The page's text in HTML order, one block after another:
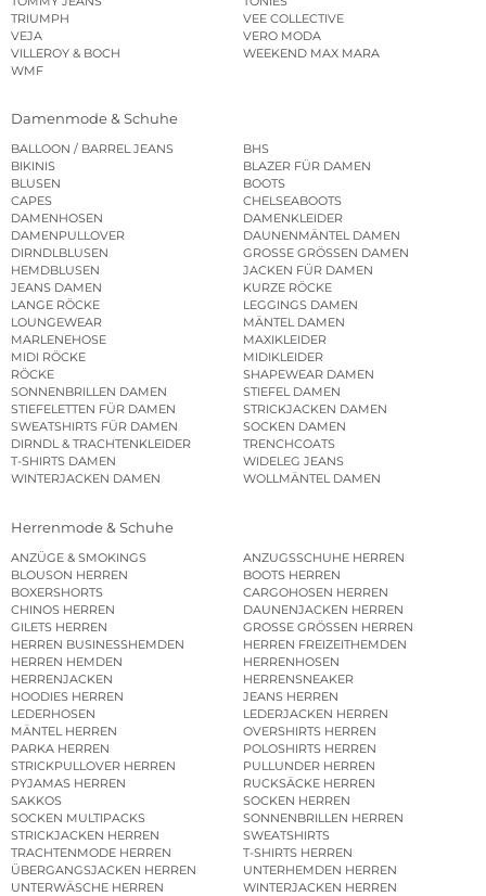
TRIUMPH
VEE COLLECTIVE
VEJA
VERO MODA
VILLEROY & BOCH
WEEKEND MAX MARA
WMF
Damenmode & Schuhe
BALLOON / BARREL JEANS
BHS
BIKINIS
BLAZER FÜR DAMEN
BLUSEN
BOOTS
CAPES
CHELSEABOOTS
DAMENHOSEN
DAMENKLEIDER
DAMENPULLOVER
DAUNENMÄNTEL DAMEN
DIRNDLBLUSEN
GROSSE GRÖSSEN DAMEN
HEMDBLUSEN
JACKEN FÜR DAMEN
JEANS DAMEN
KURZE RÖCKE
LANGE RÖCKE
LEGGINGS DAMEN
LOUNGEWEAR
MÄNTEL DAMEN
MARLENEHOSE
MAXIKLEIDER
MIDI RÖCKE
MIDIKLEIDER
RÖCKE
SHAPEWEAR DAMEN
SONNENBRILLEN DAMEN
STIEFEL DAMEN
STIEFELETTEN FÜR DAMEN
STRICKJACKEN DAMEN
SWEATSHIRTS FÜR DAMEN
SOCKEN DAMEN
DIRNDL & TRACHTENKLEIDER
TRENCHCOATS
T-SHIRTS DAMEN
WIDELEG JEANS
WINTERJACKEN DAMEN
WOLLMÄNTEL DAMEN
Herrenmode & Schuhe
ANZÜGE & SMOKINGS
ANZUGSSCHUHE HERREN
BLOUSON HERREN
BOOTS HERREN
BOXERSHORTS
CARGOHOSEN HERREN
CHINOS HERREN
DAUNENJACKEN HERREN
GILETS HERREN
GROSSE GRÖSSEN HERREN
HERREN BUSINESSHEMDEN
HERREN FREIZEITHEMDEN
HERREN HEMDEN
HERRENHOSEN
HERRENJACKEN
HERRENSNEAKER
HOODIES HERREN
JEANS HERREN
LEDERHOSEN
LEDERJACKEN HERREN
MÄNTEL HERREN
OVERSHIRTS HERREN
PARKA HERREN
POLOSHIRTS HERREN
STRICKPULLOVER HERREN
PULLUNDER HERREN
PYJAMAS HERREN
RUCKSÄCKE HERREN
SAKKOS
SOCKEN HERREN
SOCKEN MULTIPACKS
SONNENBRILLEN HERREN
STRICKJACKEN HERREN
SWEATSHIRTS
TRACHTENMODE HERREN
T-SHIRTS HERREN
ÜBERGANGSJACKEN HERREN
UNTERHEMDEN HERREN
UNTERWÄSCHE HERREN
WINTERJACKEN HERREN